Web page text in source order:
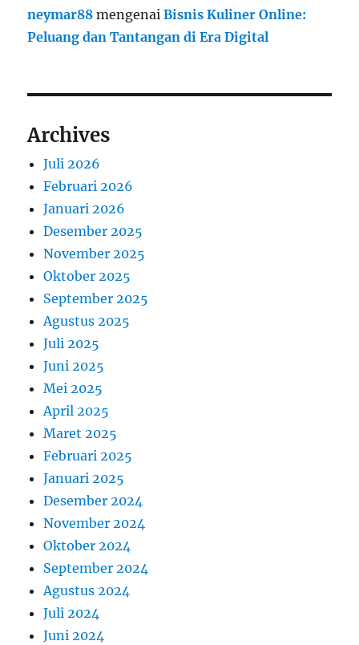
neymar88 mengenaiBisnis Kuliner Online:
Peluang dan Tantangan di Era Digital
Archives
Juli 2026
Februari 2026
Januari 2026
Desember 2025
November 2025
Oktober 2025
September 2025
Agustus 2025
Juli 2025
Juni 2025
Mei 2025
April 2025
Maret 2025
Februari 2025
Januari 2025
Desember 2024
November 2024
Oktober 2024
September 2024
Agustus 2024
Juli 2024
Juni 2024